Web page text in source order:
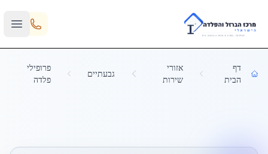
Skip to main content
דף
הבית
אזורי
שירות
גבעתיים
פרופילי
פלדה